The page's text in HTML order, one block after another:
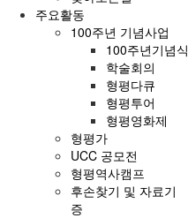
주요활동
100주년 기념사업
100주년기념식
학술회의
형평다큐
형평투어
형평영화제
형평가
UCC 공모전
형평역사캠프
후손찾기 및 자료기
증